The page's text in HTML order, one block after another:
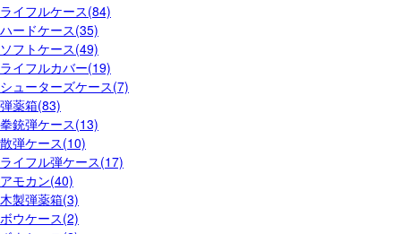
ライフルケース(84)
ハードケース(35)
ソフトケース(49)
ライフルカバー(19)
シューターズケース(7)
弾薬箱(83)
拳銃弾ケース(13)
散弾ケース(10)
ライフル弾ケース(17)
アモカン(40)
木製弾薬箱(3)
ボウケース(2)